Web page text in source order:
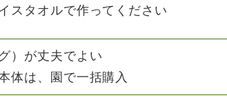
スタオルで作ってください
）が丈夫でよい
は、園で一括購入